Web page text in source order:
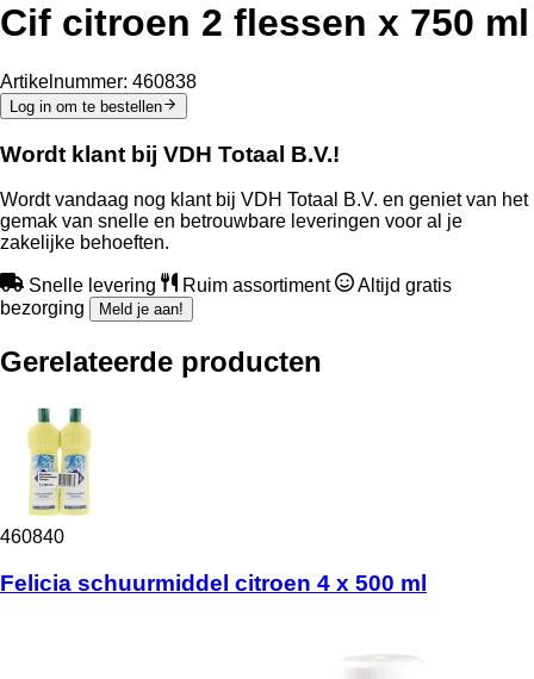
Cif citroen 2 flessen x 750 ml
Artikelnummer: 460838
Log in om te bestellen
Wordt klant bij VDH Totaal B.V.!
Wordt vandaag nog klant bij VDH Totaal B.V. en geniet van het
gemak van snelle en betrouwbare leveringen voor al je
zakelijke behoeften.
Snelle levering Ruim assortiment
Altijd gratis
bezorging
Meld je aan!
Gerelateerde producten
460840
Felicia schuurmiddel citroen 4 x 500 ml